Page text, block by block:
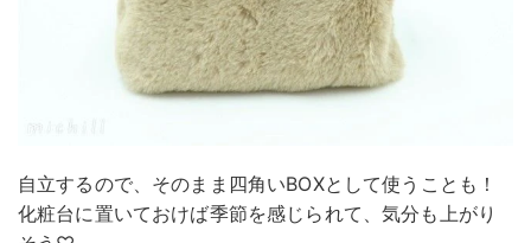
自立するので、そのまま四角いBOXとして使うことも！
化粧台に置いておけば季節を感じられて、気分も上がり